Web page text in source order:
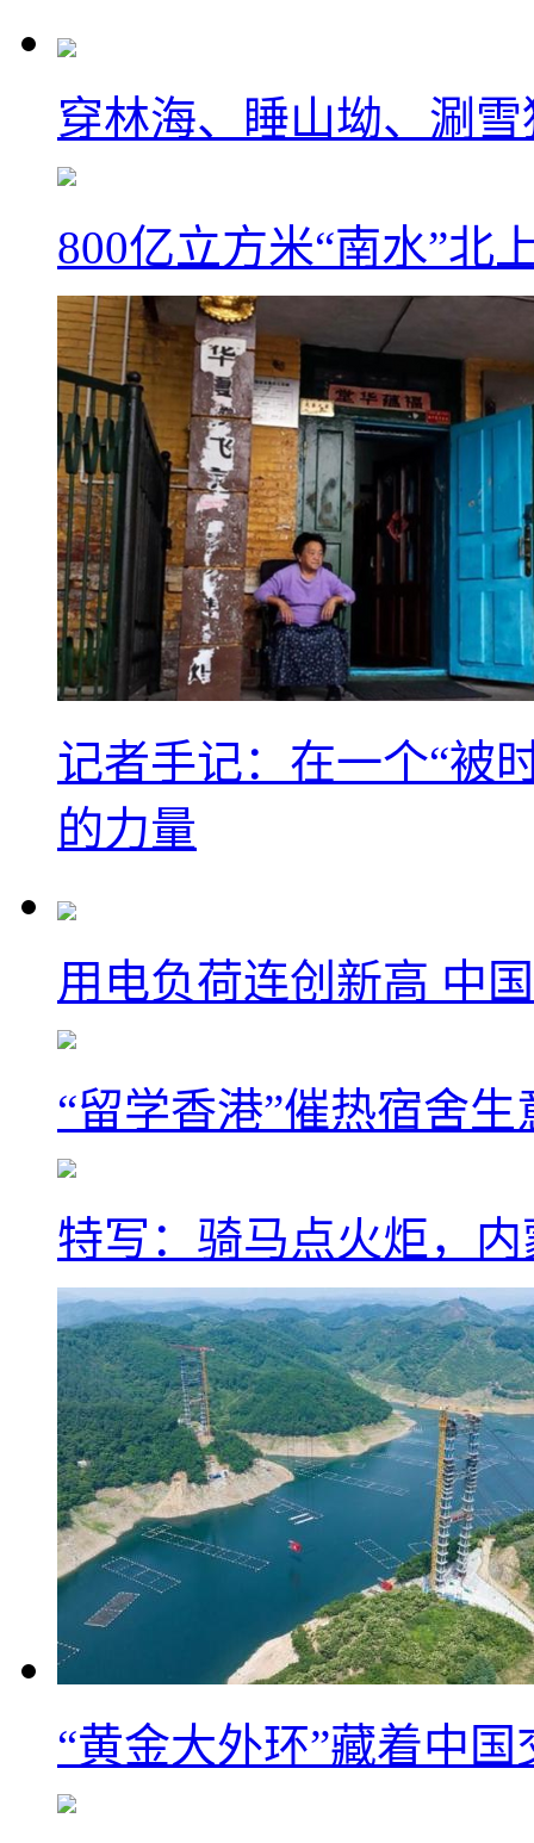
穿林海、睡山坳、涮
800亿立方米“南水”北
记者手记：在一个“被
的力量
用电负荷连创新高 中
“留学香港”催热宿舍
特写：骑马点火炬，
“黄金大外环”藏着中